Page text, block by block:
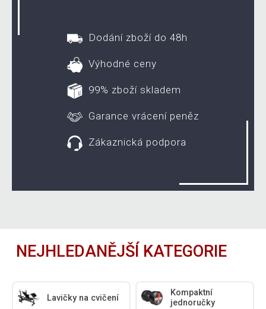
Dodání zboží do 48h
Výhodné ceny
99% zboží skladem
Garance vrácení peněz
Zákaznická podpora
NEJHLEDANĚJŠÍ KATEGORIE
Lavičky na cvičení
Kompaktní
jednoručky